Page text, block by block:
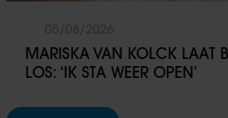
MARISKA VAN KOLCK LAAT
LOS: ‘IK STA WEER OPEN’